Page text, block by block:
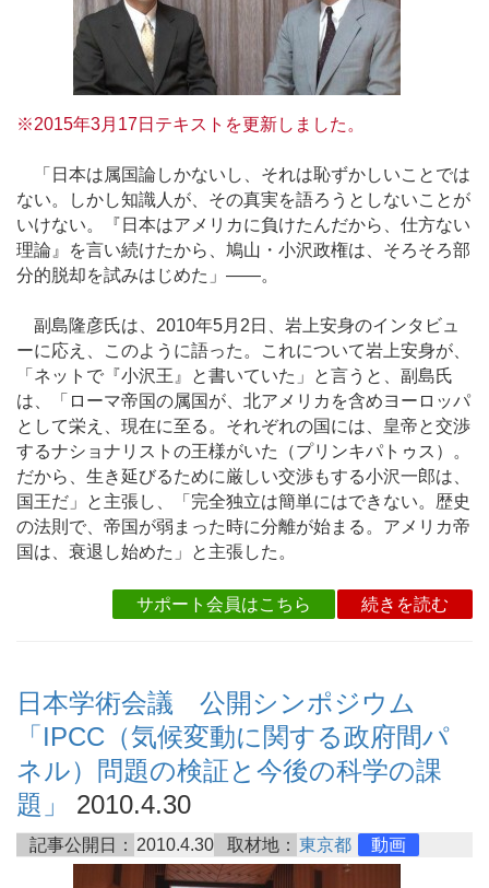
※2015年3月17日テキストを更新しました。
「日本は属国論しかないし、それは恥ずかしいことでは
ない。しかし知識人が、その真実を語ろうとしないことが
いけない。『日本はアメリカに負けたんだから、仕方ない
理論』を言い続けたから、鳩山・小沢政権は、そろそろ部
分的脱却を試みはじめた」――。
副島隆彦氏は、2010年5月2日、岩上安身のインタビュ
ーに応え、このように語った。これについて岩上安身が、
「ネットで『小沢王』と書いていた」と言うと、副島氏
は、「ローマ帝国の属国が、北アメリカを含めヨーロッパ
として栄え、現在に至る。それぞれの国には、皇帝と交渉
するナショナリストの王様がいた（プリンキパトゥス）。
だから、生き延びるために厳しい交渉もする小沢一郎は、
国王だ」と主張し、「完全独立は簡単にはできない。歴史
の法則で、帝国が弱まった時に分離が始まる。アメリカ帝
国は、衰退し始めた」と主張した。
サポート会員はこちら 続きを読む
日本学術会議 公開シンポジウム
「IPCC（気候変動に関する政府間パ
ネル）問題の検証と今後の科学の課
題」
2010.4.30
記事公開日： 2010.4.30 取材地： 東京都 動画